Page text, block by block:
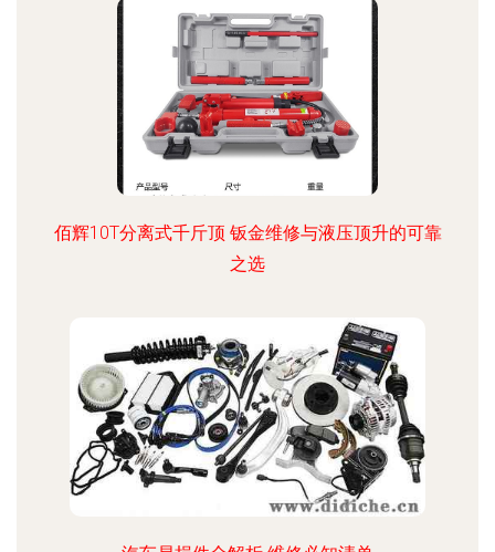
佰辉10T分离式千斤顶 钣金维修与液压顶升的可靠
之选